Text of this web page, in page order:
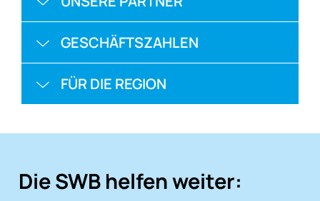
GESCHÄFTSZAHLEN
FÜR DIE REGION
Die SWB helfen weiter: